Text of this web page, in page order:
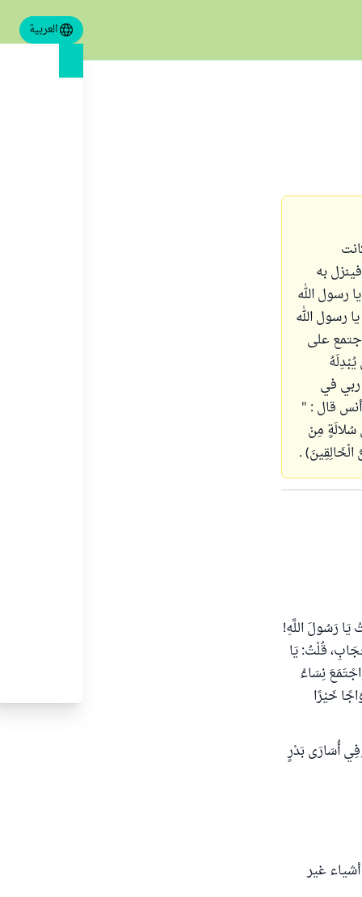
العربية
به
رسول الله
رسول الله
على
في
قال : "
سُلالَةٍ مِنْ
.
رَسُولَ اللَّهِ!
قُلْتُ: يَا
نِسَاءُ
خَيْرًا
أُسَارَى بَدْرٍ
غير